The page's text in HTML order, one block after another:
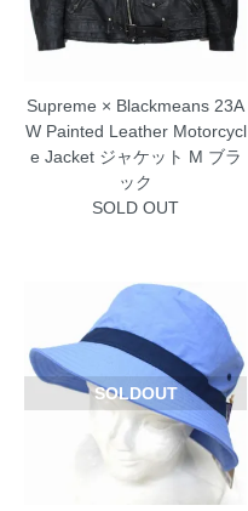
Supreme × Blackmeans 23A
W Painted Leather Motorcycl
e Jacket ジャケット M ブラ
ック
SOLD OUT
SOLDOUT